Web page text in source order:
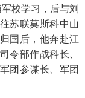
校学习，后与刘
苏联莫斯科中山
国后，他奔赴江
令部作战科长、
团参谋长、军团